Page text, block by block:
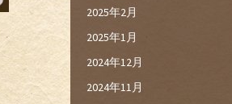
2025年2月
2025年1月
2024年12月
2024年11月